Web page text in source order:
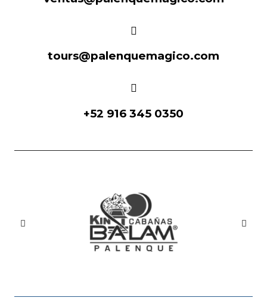
tours@palenquemagico.com
+52 916 345 0350